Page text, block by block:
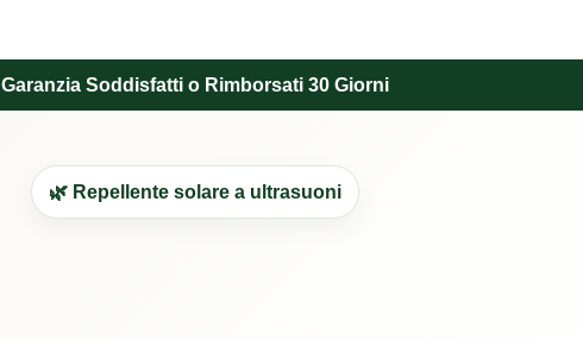
Garanzia Soddisfatti o Rimborsati 30 Giorni
🌿 Repellente solare a ultrasuoni